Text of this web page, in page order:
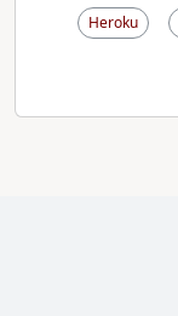
Heroku